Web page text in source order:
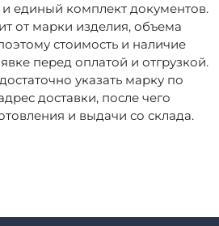
и единый комплект документов.
от марки изделия, объема
стоимость и наличие
перед оплатой и отгрузкой.
указать марку по
доставки, после чего
и выдачи со склада.